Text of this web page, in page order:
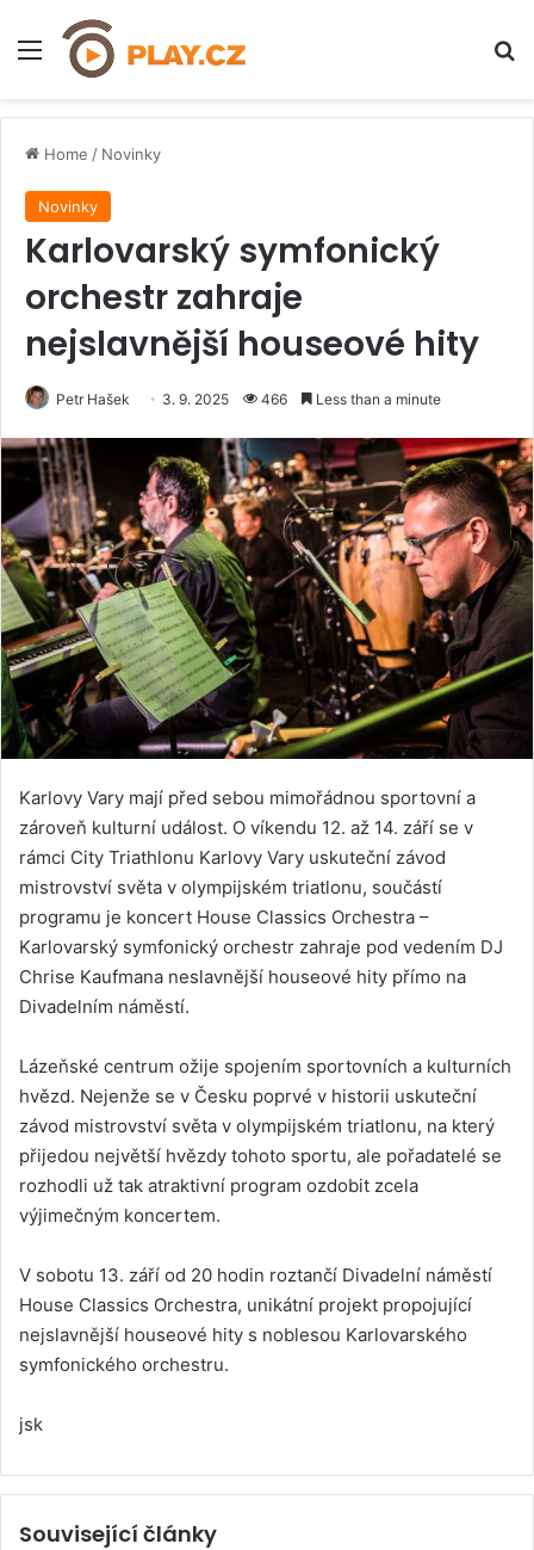
Menu
Home / Novinky
Novinky
Karlovarský symfonický
orchestr zahraje
nejslavnější houseové hity
Petr Hašek 3. 9. 2025 466 Less than a minute
Karlovy Vary mají před sebou mimořádnou sportovní a
zároveň kulturní událost. O víkendu 12. až 14. září se v
rámci City Triathlonu Karlovy Vary uskuteční závod
mistrovství světa v olympijském triatlonu, součástí
programu je koncert House Classics Orchestra –
Karlovarský symfonický orchestr zahraje pod vedením DJ
Chrise Kaufmana neslavnější houseové hity přímo na
Divadelním náměstí.
Lázeňské centrum ožije spojením sportovních a kulturních
hvězd. Nejenže se v Česku poprvé v historii uskuteční
závod mistrovství světa v olympijském triatlonu, na který
přijedou největší hvězdy tohoto sportu, ale pořadatelé se
rozhodli už tak atraktivní program ozdobit zcela
výjimečným koncertem.
V sobotu 13. září od 20 hodin roztančí Divadelní náměstí
House Classics Orchestra, unikátní projekt propojující
nejslavnější houseové hity s noblesou Karlovarského
symfonického orchestru.
jsk
Související články